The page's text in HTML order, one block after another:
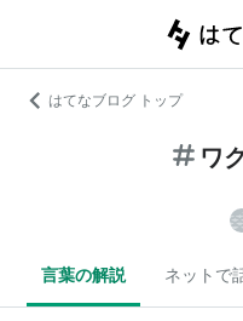
はてなブログ トップ
ワ
言葉の解説 ネットで